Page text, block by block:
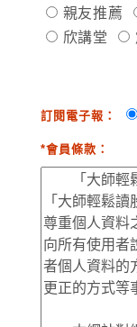
親友推薦
欣講堂
訂閱電子報：
*會員條款：